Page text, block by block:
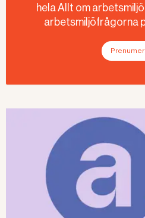
hela Allt om
arbetsmiljöfrågorna